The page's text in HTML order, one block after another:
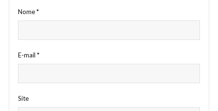
Nome*
E-mail *
Site